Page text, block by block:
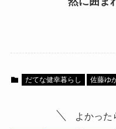
だてな健幸暮らし 佐藤ゆ
よかった